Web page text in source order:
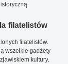
filatelistów
filatelistów.
wszelkie gadżety
kultury.